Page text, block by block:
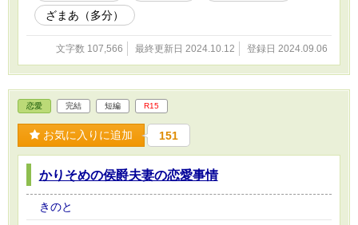
棄されたマリアナにはアダムに近付く術はない。そこでマリアナが
選んだ手段とは……？
ざまあ（多分）
文字数 107,566 最終更新日 2024.10.12 登録日 2024.09.06
恋愛 完結 短編 R15
お気に入りに追加 151
かりそめの侯爵夫妻の恋愛事情
きのと